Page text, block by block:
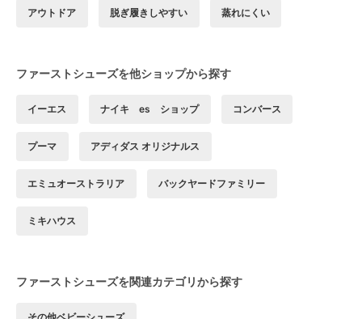
アウトドア 脱ぎ履きしやすい 蒸れにくい
ファーストシューズを他ショップから探す
イーエス ナイキ es ショップ コンバース
プーマ アディダス オリジナルス
エミュオーストラリア バックヤードファミリー
ミキハウス
ファーストシューズを関連カテゴリから探す